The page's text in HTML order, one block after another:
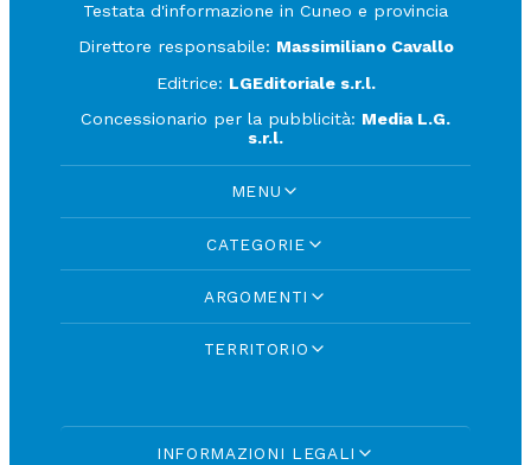
Testata d'informazione in Cuneo e provincia
Direttore responsabile: Massimiliano Cavallo
Editrice: LGEditoriale s.r.l.
Concessionario per la pubblicità: Media L.G.
s.r.l.
MENU
CATEGORIE
ARGOMENTI
TERRITORIO
INFORMAZIONI LEGALI